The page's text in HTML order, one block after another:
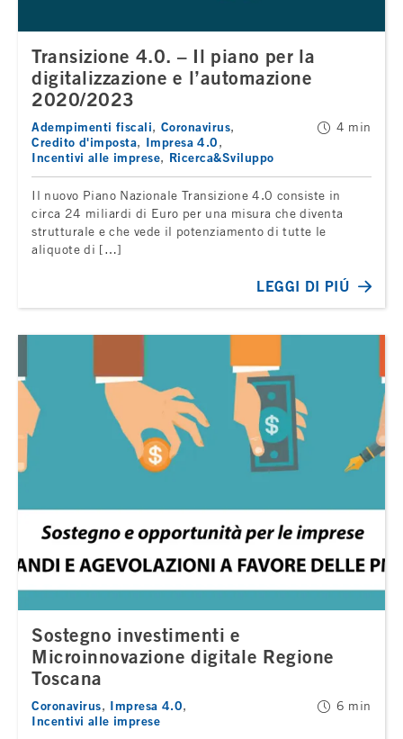
Transizione 4.0. – Il piano per la
digitalizzazione e l’automazione
2020/2023
Adempimenti fiscali
Coronavirus
Credito d'imposta
Impresa 4.0
Incentivi alle imprese
Ricerca&Sviluppo
4 min
Il nuovo Piano Nazionale Transizione 4.0 consiste in
circa 24 miliardi di Euro per una misura che diventa
strutturale e che vede il potenziamento di tutte le
aliquote di […]
LEGGI DI PIÚ
Sostegno investimenti e
Microinnovazione digitale Regione
Toscana
Coronavirus
Impresa 4.0
Incentivi alle imprese
6 min